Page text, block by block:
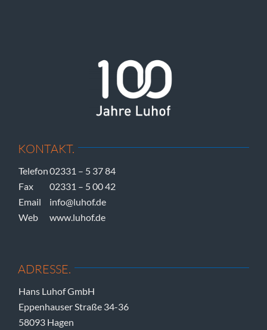
KONTAKT.
Telefon02331 – 5 37 84
Fax
02331 – 5 00 42
Email
info@luhof.de
Web
www.luhof.de
ADRESSE.
Hans Luhof GmbH
Eppenhauser Straße 34-36
58093 Hagen